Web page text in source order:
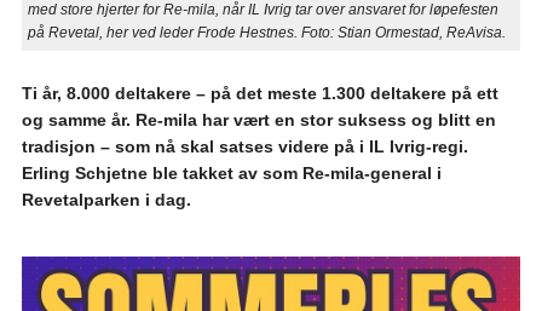
med store hjerter for Re-mila, når IL Ivrig tar over ansvaret for løpefesten
på Revetal, her ved leder Frode Hestnes. Foto: Stian Ormestad, ReAvisa.
Ti år, 8.000 deltakere – på det meste 1.300 deltakere på ett
og samme år. Re-mila har vært en stor suksess og blitt en
tradisjon – som nå skal satses videre på i IL Ivrig-regi.
Erling Schjetne ble takket av som Re-mila-general i
Revetalparken i dag.